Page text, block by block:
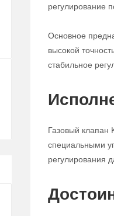
регулирование
Основное
высокой
стабильное
Газовый клапан
специальными
регулирования